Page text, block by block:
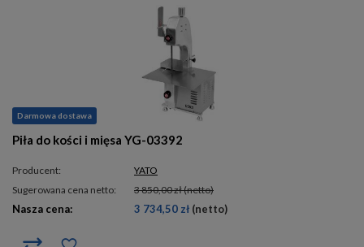
Darmowa dostawa
Piła do kości i mięsa YG-03392
Producent:
YATO
Sugerowana cena netto:
3 850,00 zł(netto)
Nasza cena: 3 734,50 zł (netto)